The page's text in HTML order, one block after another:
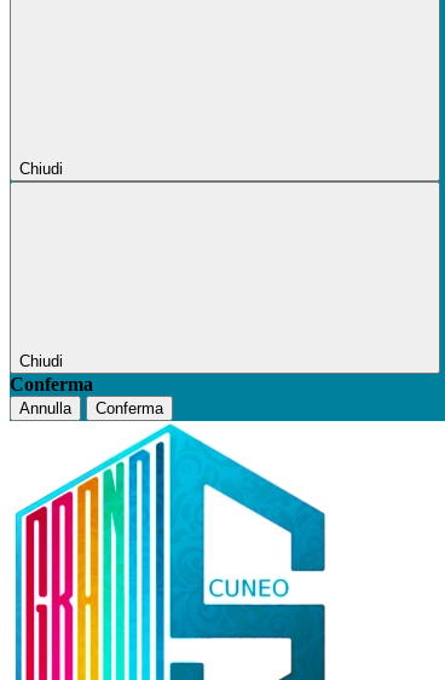
Chiudi
Chiudi
Conferma
Annulla Conferma